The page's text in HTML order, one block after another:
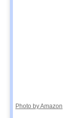
Photo by Amazon